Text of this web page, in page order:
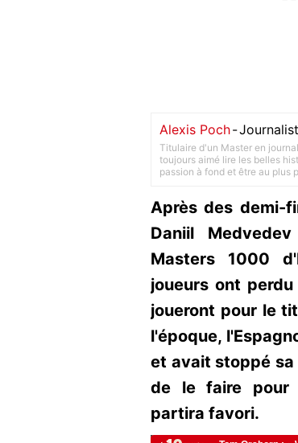
Alexis Poch-
Titulaire d'un Master en
toujours aimé lire les belles
passion à fond et être au plus
Après des demi-
Daniil
Masters 1000
joueurs ont
joueront pour le
l'époque,
et avait stoppé
de le faire pour
partira favori.